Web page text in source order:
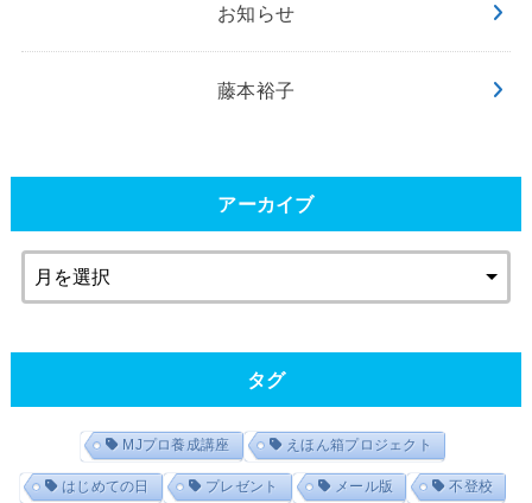
お知らせ
藤本裕子
アーカイブ
タグ
MJプロ養成講座 えほん箱プロジェクト
はじめての日 プレゼント メール版 不登校